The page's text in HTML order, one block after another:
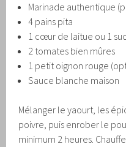
Marinade authentique
4 pains pita
1 cœur de laitue ou 1
2 tomates bien mûres
1 petit oignon rouge
Sauce blanche maison
Mélanger le yaourt, les
poivre, puis enrober le
minimum 2 heures.